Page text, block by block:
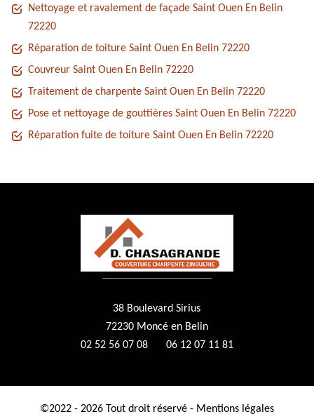
Nettoyage et ravalement de façade Saint Ouen En Belin
72220
Réparation de toiture Saint Ouen En Belin 72220
Couvreur Saint Ouen En Belin 72220
Traitement de charpente Saint Ouen En Belin 72220
Pose et nettoyage de gouttières Saint Ouen En Belin 72220
Réparation fuite de toiture Saint Ouen En Belin 72220
38 Boulevard Sirius
72230 Moncé en Belin
02 52 56 07 08
06 12 07 11 81
©2022 - 2026 Tout droit réservé - Mentions légales